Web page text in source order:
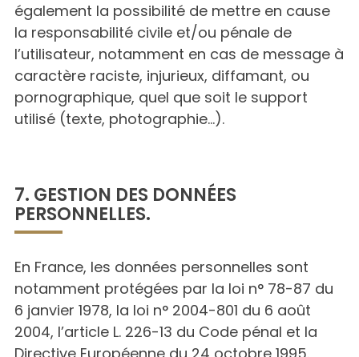
également la possibilité de mettre en cause
la responsabilité civile et/ou pénale de
l’utilisateur, notamment en cas de message à
caractère raciste, injurieux, diffamant, ou
pornographique, quel que soit le support
utilisé (texte, photographie…).
7. GESTION DES DONNÉES
PERSONNELLES.
En France, les données personnelles sont
notamment protégées par la loi n° 78-87 du
6 janvier 1978, la loi n° 2004-801 du 6 août
2004, l’article L. 226-13 du Code pénal et la